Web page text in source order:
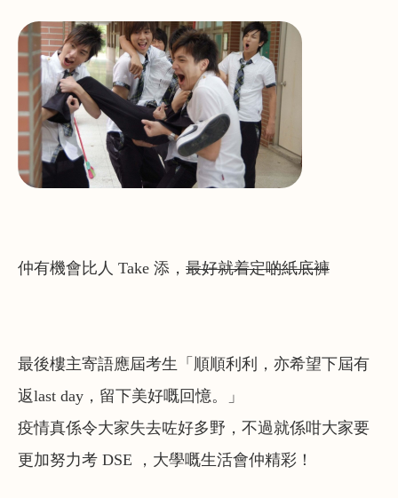
仲有機會比人 Take 添， 最好就着定啲紙底褲
最後樓主寄語應屆考生「順順利利，亦希望下屆有
返last day，留下美好嘅回憶。」
疫情真係令大家失去咗好多野，不過就係咁大家要
更加努力考 DSE ，大學嘅生活會仲精彩！